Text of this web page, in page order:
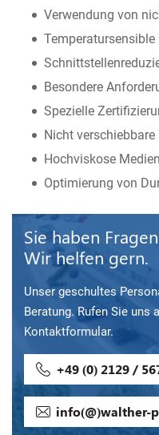
Verwendung von
Temperatursensible
Besondere
Spezielle
Nicht
Hochviskose Medien
Optimierung von
Sie haben
Wir helfen gern.
Unser geschultes
Beratung. Rufen Sie uns
Kontaktformular.
+49 (0) 2129 /
info(@)walther-